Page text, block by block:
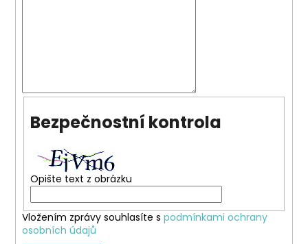
Bezpečnostní kontrola
Opište text z obrázku
Vložením zprávy souhlasíte s podmínkami ochrany
osobních údajů